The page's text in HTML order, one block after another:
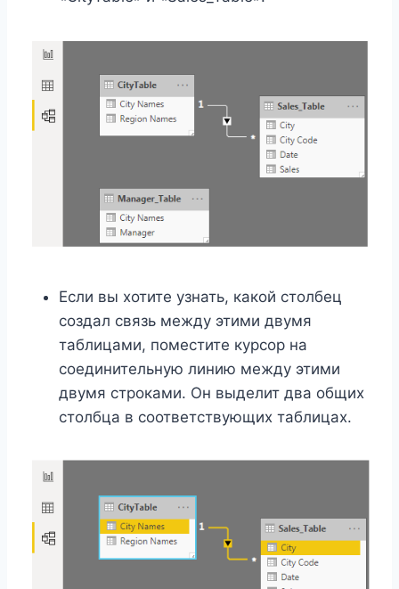
Если вы хотите узнать, какой столбец
создал связь между этими двумя
таблицами, поместите курсор на
соединительную линию между этими
двумя строками. Он выделит два общих
столбца в соответствующих таблицах.